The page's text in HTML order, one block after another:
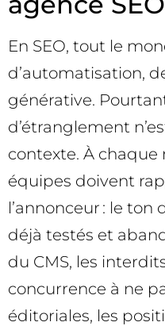
En SEO, tout le
d’automatisation,
générative.
d’étranglement
contexte. À chaque
équipes doivent
l’annonceur : le ton
déjà testés et
du CMS, les
concurrence à ne
éditoriales, les